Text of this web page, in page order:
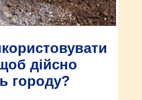
дійсно
городу?